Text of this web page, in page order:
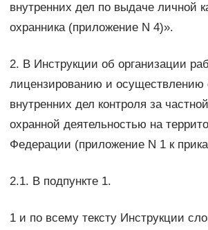
внутренних дел по выдаче личной
охранника (приложение N 4)».
2. В Инструкции об организации
лицензированию и осуществлению
внутренних дел контроля за
охранной деятельностью на
Федерации (приложение N 1 к
2.1. В подпункте 1.
1 и по всему тексту Инструкции